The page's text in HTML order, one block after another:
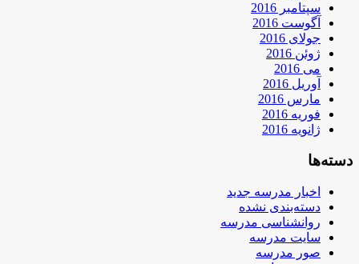
سپتامبر 2016
آگوست 2016
جولای 2016
ژوئن 2016
می 2016
آوریل 2016
مارس 2016
فوریه 2016
ژانویه 2016
دسته‌ها
اخبار مدرسه جدید
دسته‌بندی نشده
روانشناسی مدرسه
سایت مدرسه
صور مدرسه